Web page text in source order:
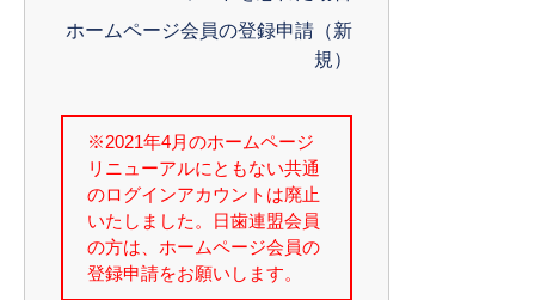
ホームページ会員の登録申請（新
規）